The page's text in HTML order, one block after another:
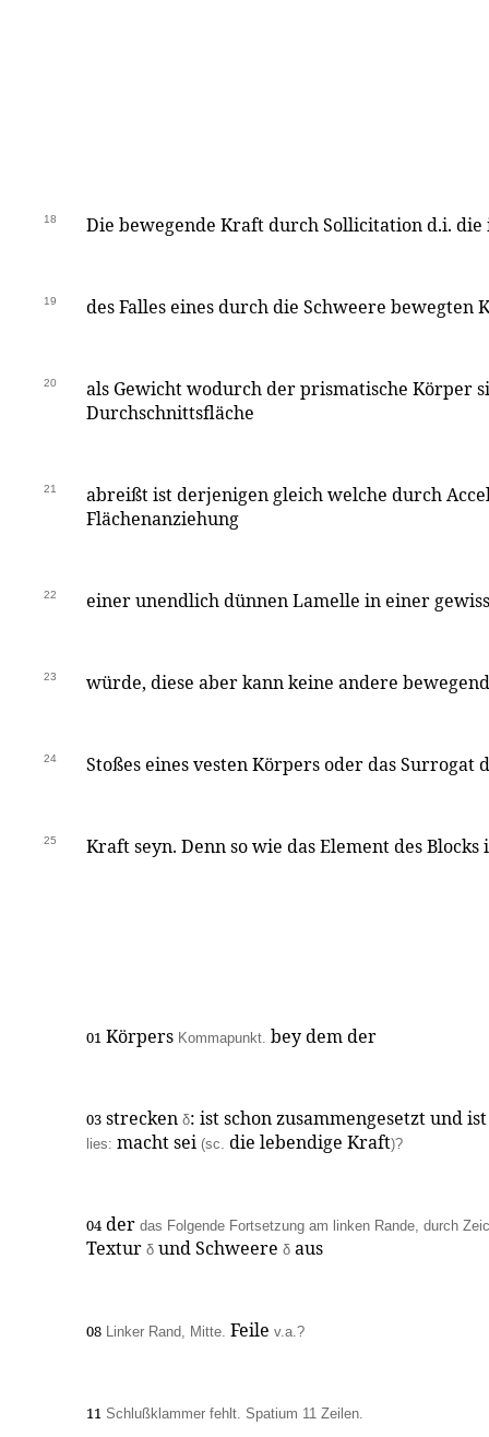
18 Die bewegende Kraft durch Sollicitation d.i.
19 des Falles eines durch die Schweere bewegten
20
als Gewicht wodurch der prismatische Körper
Durchschnittsfläche
21
abreißt ist derjenigen gleich welche durch
Flächenanziehung
22 einer unendlich dünnen Lamelle in einer
23 würde, diese aber kann keine andere
24 Stoßes eines vesten Körpers oder das Surrogat
25 Kraft seyn. Denn so wie das Element des
01 Körpers Kommapunkt. bey dem der
03 strecken δ: ist schon zusammengesetzt und
lies: macht sei (sc. die lebendige Kraft)?
04 der das Folgende Fortsetzung am linken Rande, durch
Textur δ und Schweere δ aus
08 Linker Rand, Mitte. Feile v.a.?
11 Schlußklammer fehlt. Spatium 11 Zeilen.